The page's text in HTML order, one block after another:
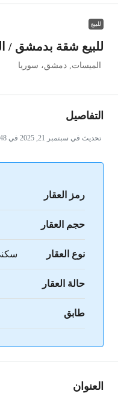
للبيع
للبيع شقة بدمشق /
الميسات, دمشق، سوريا
التفاصيل
تحديث في سبتمبر 21, 2025 في 10:48 ص
رمز العقار
حجم العقار
نوع العقار
حالة العقار
طابق
العنوان